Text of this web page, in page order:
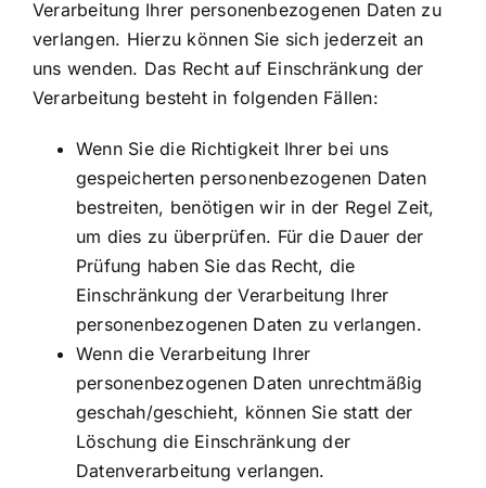
Verarbeitung Ihrer personenbezogenen Daten zu
verlangen. Hierzu können Sie sich jederzeit an
uns wenden. Das Recht auf Einschränkung der
Verarbeitung besteht in folgenden Fällen:
Wenn Sie die Richtigkeit Ihrer bei uns
gespeicherten personenbezogenen Daten
bestreiten, benötigen wir in der Regel Zeit,
um dies zu überprüfen. Für die Dauer der
Prüfung haben Sie das Recht, die
Einschränkung der Verarbeitung Ihrer
personenbezogenen Daten zu verlangen.
Wenn die Verarbeitung Ihrer
personenbezogenen Daten unrechtmäßig
geschah/geschieht, können Sie statt der
Löschung die Einschränkung der
Datenverarbeitung verlangen.